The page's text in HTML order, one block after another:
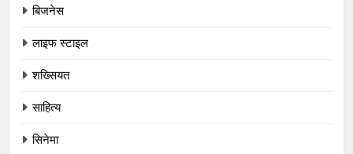
बिजनेस
लाइफ स्टाइल
शख्सियत
साहित्य
सिनेमा